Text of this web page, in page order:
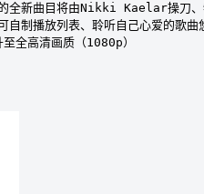
的全新曲目将由Nikki Kaelar操
自制播放列表、聆听自己心爱的歌